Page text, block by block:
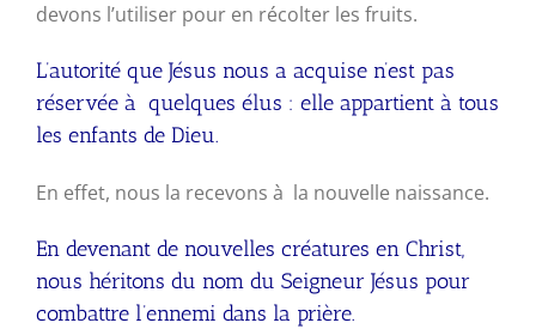
devons l’utiliser pour en récolter les fruits.
L’autorité que Jésus nous a acquise n’est pas
réservée à quelques élus : elle appartient à tous
les enfants de Dieu.
En effet, nous la recevons à la nouvelle naissance.
En devenant de nouvelles créatures en Christ,
nous héritons du nom du Seigneur Jésus pour
combattre l’ennemi dans la prière.